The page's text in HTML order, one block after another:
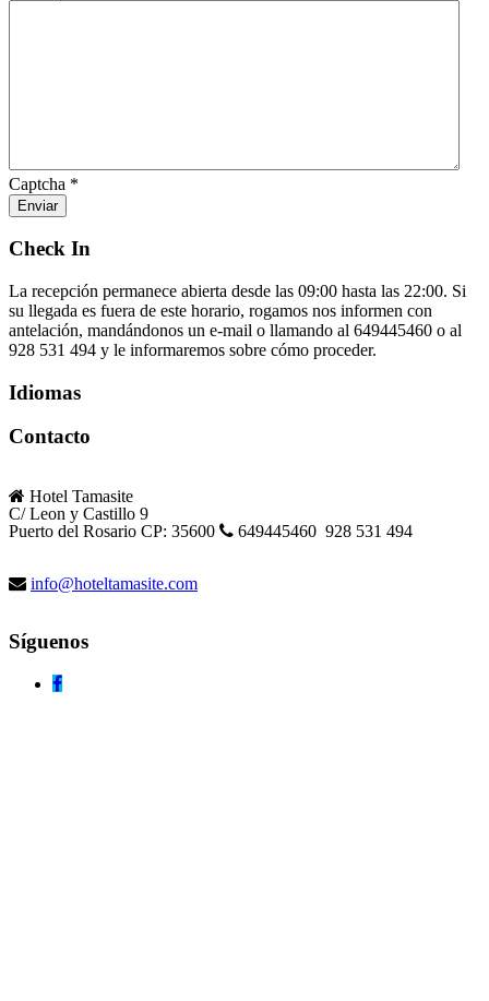
Captcha *
Enviar
Check In
La recepción permanece abierta desde las 09:00 hasta las 22:00. Si
su llegada es fuera de este horario, rogamos nos informen con
antelación, mandándonos un e-mail o llamando al 649445460 o al
928 531 494 y le informaremos sobre cómo proceder.
Idiomas
Contacto
Hotel Tamasite
C/ Leon y Castillo 9
Puerto del Rosario CP: 35600
649445460 928 531 494
info@hoteltamasite.com
Síguenos